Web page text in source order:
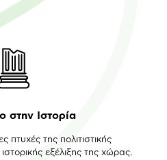
στην Ιστορία
πτυχές της πολιτιστικής
εξέλιξης της χώρας.